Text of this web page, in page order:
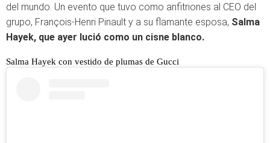
del mundo. Un evento que tuvo como anfitriones al CEO del
grupo, François-Henri Pinault y a su flamante esposa, Salma
Hayek, que ayer lució como un cisne blanco.
Salma Hayek con vestido de plumas de Gucci